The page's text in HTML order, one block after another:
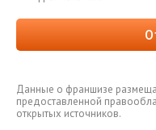
Данные о франшизе
предоставленной
открытых источников.